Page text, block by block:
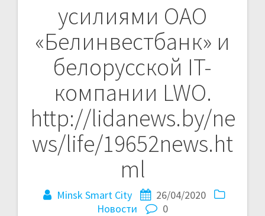
усилиями ОАО
«Белинвестбанк» и
белорусской IT-
компании LWO.
http://lidanews.by/ne
ws/life/19652news.ht
ml
Minsk Smart City
26/04/2020
Новости
0